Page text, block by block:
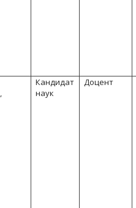
Кандидат
наук
Доцент